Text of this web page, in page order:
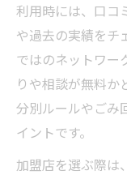
利用時には、口コ
や過去の実績をチ
ではのネットワー
りや相談が無料か
分別ルールやごみ
イントです。
加盟店を選ぶ際は